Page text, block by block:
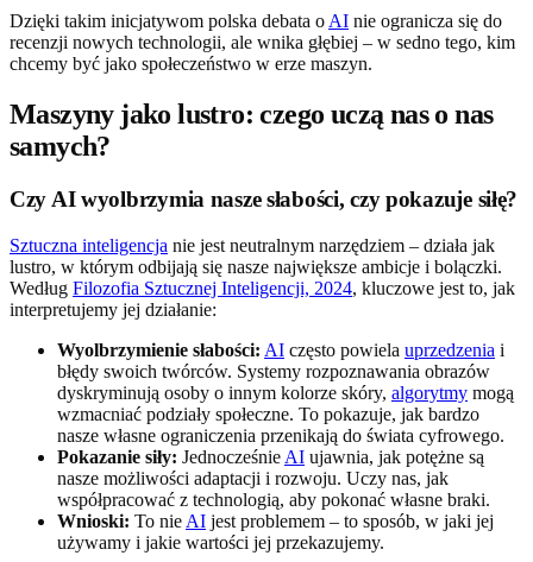
Dzięki takim inicjatywom polska debata o AI nie ogranicza się do
recenzji nowych technologii, ale wnika głębiej – w sedno tego, kim
chcemy być jako społeczeństwo w erze maszyn.
Maszyny jako lustro: czego uczą nas o nas
samych?
Czy AI wyolbrzymia nasze słabości, czy pokazuje siłę?
Sztuczna inteligencja nie jest neutralnym narzędziem – działa jak
lustro, w którym odbijają się nasze największe ambicje i bolączki.
Według Filozofia Sztucznej Inteligencji, 2024, kluczowe jest to, jak
interpretujemy jej działanie:
Wyolbrzymienie słabości: AI często powiela uprzedzenia i
błędy swoich twórców. Systemy rozpoznawania obrazów
dyskryminują osoby o innym kolorze skóry, algorytmy mogą
wzmacniać podziały społeczne. To pokazuje, jak bardzo
nasze własne ograniczenia przenikają do świata cyfrowego.
Pokazanie siły: Jednocześnie AI ujawnia, jak potężne są
nasze możliwości adaptacji i rozwoju. Uczy nas, jak
współpracować z technologią, aby pokonać własne braki.
Wnioski: To nie AI jest problemem – to sposób, w jaki jej
używamy i jakie wartości jej przekazujemy.